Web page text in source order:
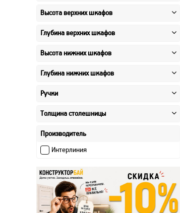
370 см
18
Высота верхних шкафов
Глубина верхних шкафов
Высота нижних шкафов
Глубина нижних шкафов
Ручки
Толщина столешницы
Производитель
Интерлиния